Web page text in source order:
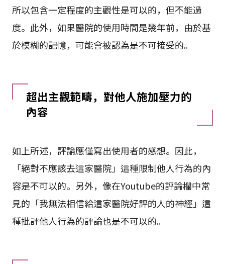
所以包含一定程度的主觀性是可以的，但不能過
度。此外，如果醫院的使用時間是幾年前，由於基
於模糊的記憶，可能會被認為是不可接受的。
超出主觀範疇，對他人施加壓力的
內容
如上所述，評論應僅寫出使用者的感想。因此，
「絕對不應該去這家醫院」這種限制他人行為的內
容是不可以的。另外，像在Youtube的評論欄中常
見的「我無法相信給這家醫院好評的人的神經」這
種批評他人行為的評論也是不可以的。